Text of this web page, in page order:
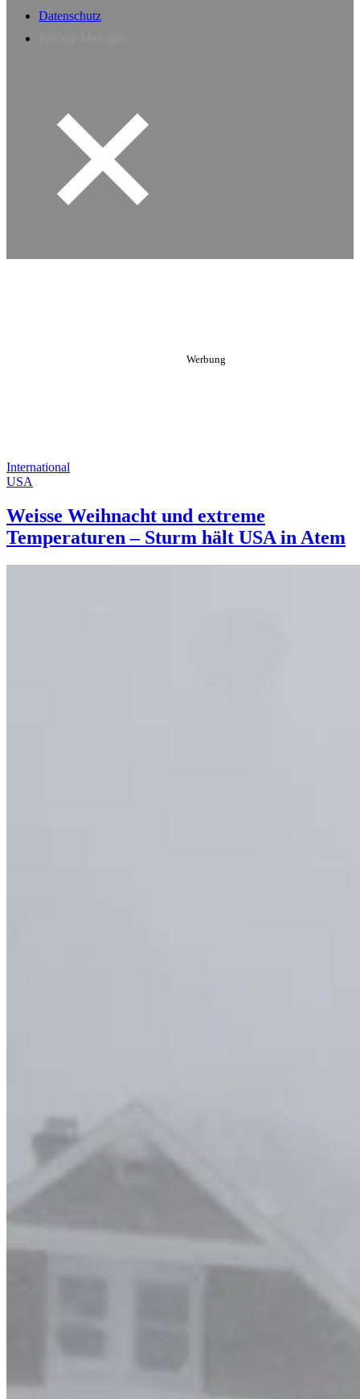
Datenschutz
International
USA
Weisse Weihnacht und extreme
Temperaturen – Sturm hält USA in Atem